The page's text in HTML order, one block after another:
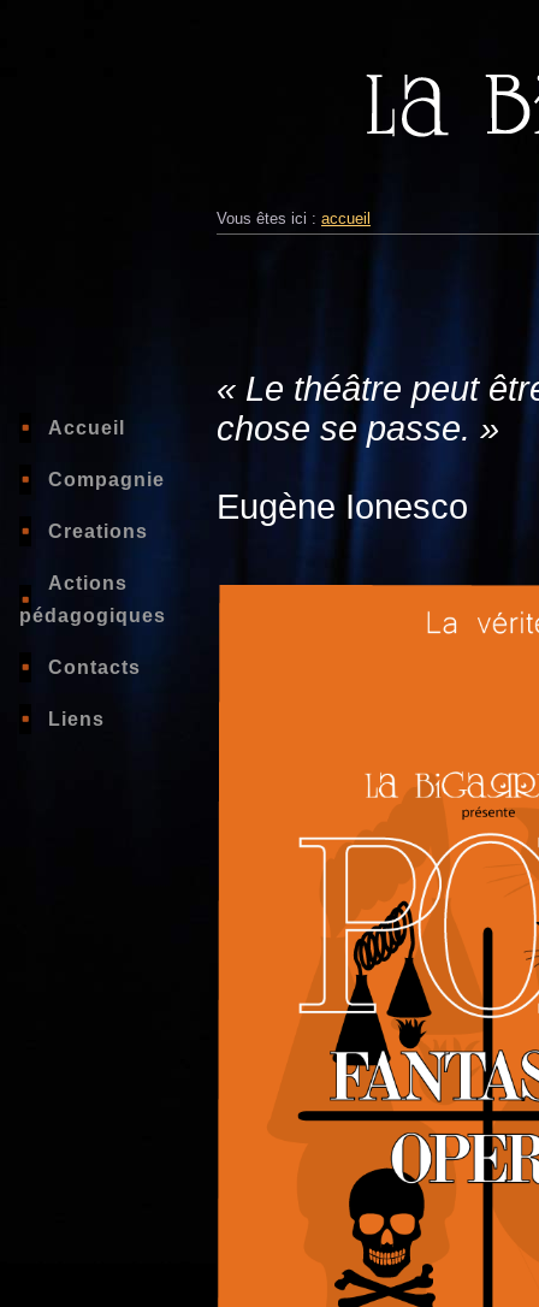
Accueil
Compagnie
Creations
Actions
pédagogiques
Contacts
Liens
Vous êtes ici : accueil
« Le théâtre peut
chose se passe. »
Eugène Ionesco